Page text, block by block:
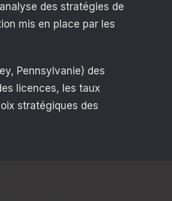
des stratégies de
mis en place par les
Pennsylvanie) des
licences, les taux
stratégiques des